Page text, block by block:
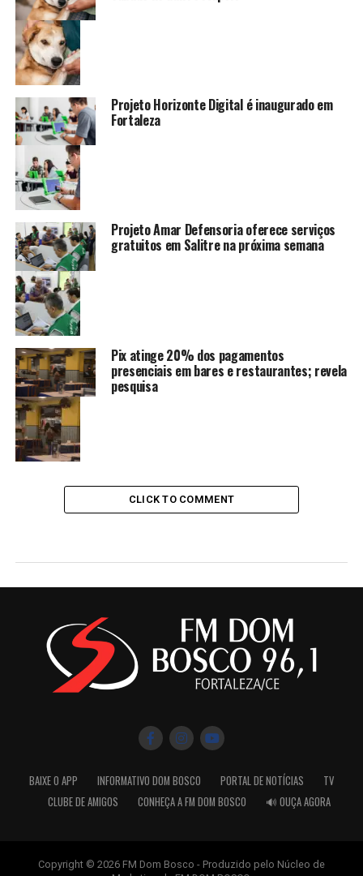
Projeto Horizonte Digital é inaugurado em
Fortaleza
Projeto Amar Defensoria oferece serviços
gratuitos em Salitre na próxima semana
Pix atinge 20% dos pagamentos
presenciais em bares e restaurantes; revela
pesquisa
CLICK TO COMMENT
BAIXE O APP INFORMATIVO DOM BOSCO PORTAL DE NOTÍCIAS
TV
CLUBE DE AMIGOS
CONHEÇA A FM DOM BOSCO 🔊 OUÇA AGORA
Copyright © 2026 FM Dom Bosco - Produzido pelo Núcleo de